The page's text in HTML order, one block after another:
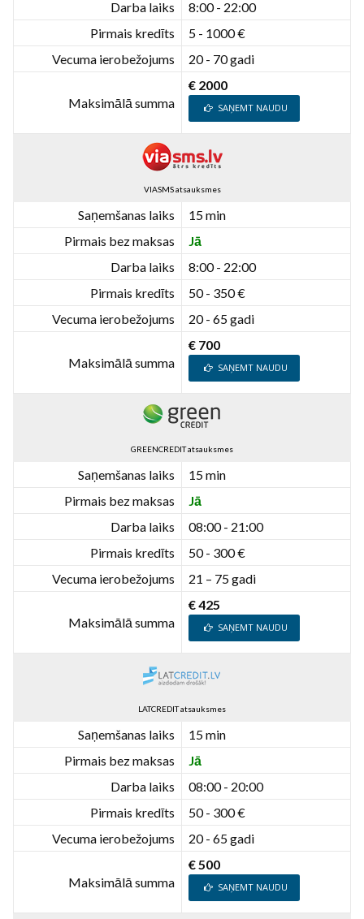
Darba laiks
8:00 - 22:00
Pirmais kredīts
5 - 1000 €
Vecuma ierobežojums
20 - 70 gadi
Maksimālā summa
€ 2000
SAŅEMT NAUDU
VIASMS atsauksmes
Saņemšanas laiks
15 min
Pirmais bez maksas
Jā
Darba laiks
8:00 - 22:00
Pirmais kredīts
50 - 350 €
Vecuma ierobežojums
20 - 65 gadi
Maksimālā summa
€ 700
SAŅEMT NAUDU
GREENCREDIT atsauksmes
Saņemšanas laiks
15 min
Pirmais bez maksas
Jā
Darba laiks
08:00 - 21:00
Pirmais kredīts
50 - 300 €
Vecuma ierobežojums
21 – 75 gadi
Maksimālā summa
€ 425
SAŅEMT NAUDU
LATCREDIT atsauksmes
Saņemšanas laiks
15 min
Pirmais bez maksas
Jā
Darba laiks
08:00 - 20:00
Pirmais kredīts
50 - 300 €
Vecuma ierobežojums
20 - 65 gadi
Maksimālā summa
€ 500
SAŅEMT NAUDU